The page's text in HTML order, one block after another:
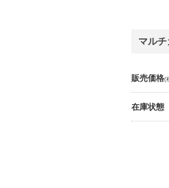
マルチ
販売価格(
在庫状態